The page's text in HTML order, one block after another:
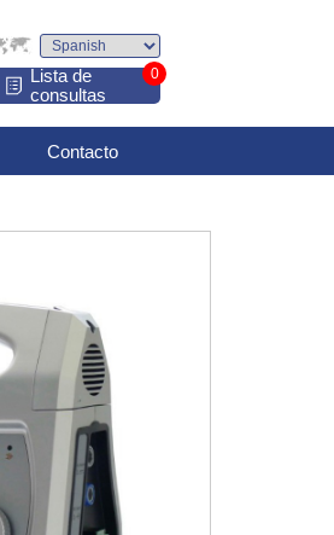
Lista de
consultas
0
Contacto